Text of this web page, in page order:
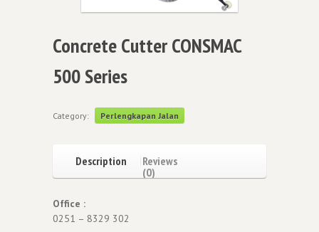
Concrete Cutter CONSMAC
500 Series
Category: Perlengkapan Jalan
Description
Reviews
(0)
Office :
0251 – 8329 302